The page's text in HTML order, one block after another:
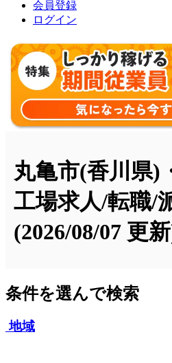
会員登録
ログイン
丸亀市(香川県)
工場求人/転職/
(2026/08/07 更
条件を選んで検索
地域